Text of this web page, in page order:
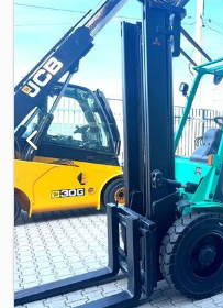
egyéb, Gyártási év:2024, Ez
tévedés és az időközi
megadása esetén az aktuális
valuta a jármű helyszínének
szimpla fülke, terhelhetőség
tól, tengelytáv: 3400 mm,
vezetőoldali légzsák,
Ajzrimzocgjha